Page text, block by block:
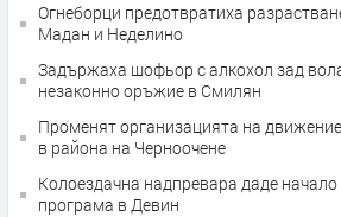
Огнеборци предотвратиха
Мадан и Неделино
Задържаха шофьор с алкохол зад
незаконно оръжие в Смилян
Променят организацията на
в района на Черноочене
Колоездачна надпревара даде
програма в Девин